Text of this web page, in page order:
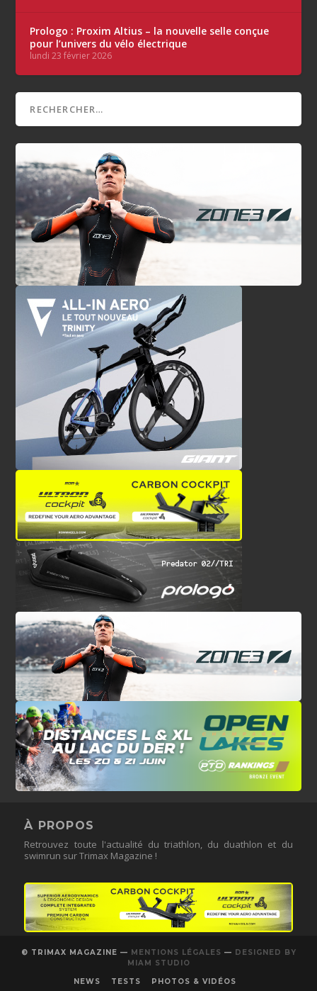
Prologo : Proxim Altius – la nouvelle selle conçue
pour l’univers du vélo électrique
lundi 23 février 2026
À PROPOS
Retrouvez toute l'actualité du triathlon, du duathlon et du
swimrun sur Trimax Magazine !
© TRIMAX MAGAZINE — MENTIONS LÉGALES — DESIGNED BY
MIAM STUDIO
NEWS
TESTS PHOTOS & VIDÉOS